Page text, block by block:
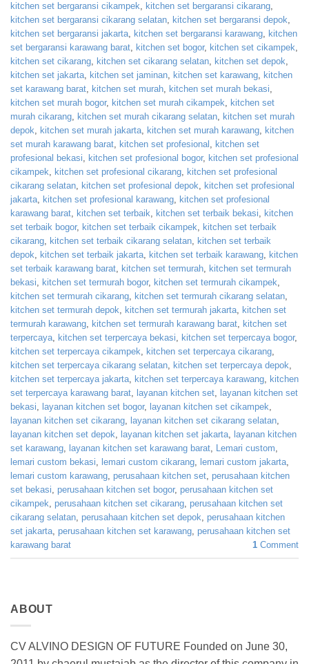
kitchen set bergaransi cikampek, kitchen set bergaransi cikarang,
kitchen set bergaransi cikarang selatan, kitchen set bergaransi depok,
kitchen set bergaransi jakarta, kitchen set bergaransi karawang, kitchen
set bergaransi karawang barat, kitchen set bogor, kitchen set cikampek,
kitchen set cikarang, kitchen set cikarang selatan, kitchen set depok,
kitchen set jakarta, kitchen set jaminan, kitchen set karawang, kitchen
set karawang barat, kitchen set murah, kitchen set murah bekasi,
kitchen set murah bogor, kitchen set murah cikampek, kitchen set
murah cikarang, kitchen set murah cikarang selatan, kitchen set murah
depok, kitchen set murah jakarta, kitchen set murah karawang, kitchen
set murah karawang barat, kitchen set profesional , kitchen set
profesional bekasi, kitchen set profesional bogor, kitchen set profesional
cikampek, kitchen set profesional cikarang, kitchen set profesional
cikarang selatan, kitchen set profesional depok, kitchen set profesional
jakarta, kitchen set profesional karawang, kitchen set profesional
karawang barat, kitchen set terbaik, kitchen set terbaik bekasi, kitchen
set terbaik bogor, kitchen set terbaik cikampek, kitchen set terbaik
cikarang, kitchen set terbaik cikarang selatan, kitchen set terbaik
depok, kitchen set terbaik jakarta, kitchen set terbaik karawang, kitchen
set terbaik karawang barat, kitchen set termurah, kitchen set termurah
bekasi, kitchen set termurah bogor, kitchen set termurah cikampek,
kitchen set termurah cikarang, kitchen set termurah cikarang selatan,
kitchen set termurah depok, kitchen set termurah jakarta, kitchen set
termurah karawang, kitchen set termurah karawang barat, kitchen set
terpercaya, kitchen set terpercaya bekasi, kitchen set terpercaya bogor,
kitchen set terpercaya cikampek, kitchen set terpercaya cikarang,
kitchen set terpercaya cikarang selatan, kitchen set terpercaya depok,
kitchen set terpercaya jakarta, kitchen set terpercaya karawang, kitchen
set terpercaya karawang barat, layanan kitchen set, layanan kitchen set
bekasi, layanan kitchen set bogor, layanan kitchen set cikampek,
layanan kitchen set cikarang, layanan kitchen set cikarang selatan,
layanan kitchen set depok, layanan kitchen set jakarta, layanan kitchen
set karawang, layanan kitchen set karawang barat, Lemari custom,
lemari custom bekasi, lemari custom cikarang, lemari custom jakarta,
lemari custom karawang, perusahaan kitchen set, perusahaan kitchen
set bekasi, perusahaan kitchen set bogor, perusahaan kitchen set
cikampek, perusahaan kitchen set cikarang, perusahaan kitchen set
cikarang selatan, perusahaan kitchen set depok, perusahaan kitchen
set jakarta, perusahaan kitchen set karawang, perusahaan kitchen set
karawang barat
1 Comment
ABOUT
CV ALVINO DESIGN OF FUTURE Founded on June 30,